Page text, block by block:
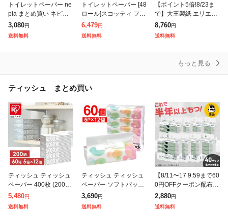
トイレットペーパー ne
pia まとめ買い ネピア
ネピネピ トイレットロ
ール シングル ダブル 1.
5倍巻き 8ロール 4個セ
3,080円
送料無料
トイレットペーパー [48
ロール]スコッティ フラ
ワーパック 3倍長持ち
トイレット 12ロール×4
75mダブル トイレ トイ
6,479円
送料無料
【ポイント5倍!8/23ま
で】大王製紙 エリエー
ル消臭+トイレット8ロ
ールダブル 12個 | エリ
エール 消臭 トイレット
8,760円
送料無料
もっと見る
ティッシュ まとめ買い
ティッシュ ティッシュ
ペーパー 400枚 (200組)
× 5箱 [12個セット]スコ
ッティ ティシュー ホワ
イトパッケージ ティ
5,480円
送料無料
ティッシュ ティッシュ
ペーパー ソフトパック
まとめ買い ティッシュ
300枚(150組) 60個 5個
入り×12袋 ティッシュ
3,690円
送料無料
【8/11〜17 9:59まで60
0円OFFクーポン配布】
ティッシュ ティッシュ
ペーパー ソフトパック
まとめ買い ティッシュ
2,880円
送料無料